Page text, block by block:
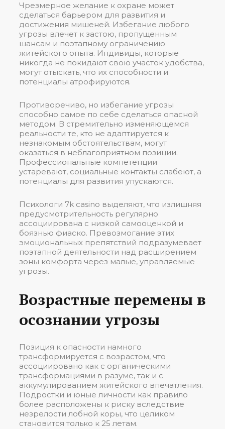
Чрезмерное желание к охране может
сделаться барьером для развития и
достижения мишеней. Избегание любого
угрозы влечет к застою, пропущенным
шансам и поэтапному ограничению
житейского опыта. Индивиды, которые
никогда не покидают свою участок удобства,
могут отыскать, что их способности и
потенциалы атрофируются.
Противоречиво, но избегание угрозы
способно самое по себе сделаться опасной
методом. В стремительно изменяющемся
реальности те, кто не адаптируется к
незнакомым обстоятельствам, могут
оказаться в неблагоприятном позиции.
Профессиональные компетенции
устаревают, социальные контакты слабеют, а
потенциалы для развития упускаются.
Психологи 7k casino выделяют, что излишняя
предусмотрительность регулярно
ассоциирована с низкой самооценкой и
боязнью фиаско. Превозмогание этих
эмоциональных препятствий подразумевает
поэтапной деятельности над расширением
зоны комфорта через малые, управляемые
угрозы.
Возрастные перемены в
осознании угрозы
Позиция к опасности намного
трансформируется с возрастом, что
ассоциировано как с органическими
трансформациями в разуме, так и с
аккумулированием житейского впечатления.
Подростки и юные личности как правило
более расположены к риску вследствие
незрелости лобной коры, что целиком
становится только к 25 летам.